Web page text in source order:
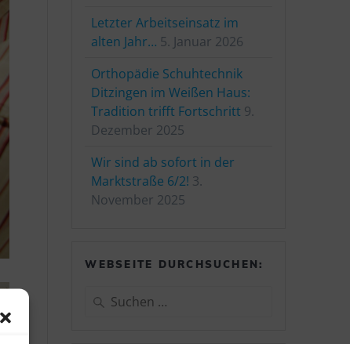
Letzter Arbeitseinsatz im
alten Jahr… 5. Januar 2026
Orthopädie Schuhtechnik
Ditzingen im Weißen Haus:
Tradition trifft Fortschritt 9.
Dezember 2025
Wir sind ab sofort in der
Marktstraße 6/2! 3.
November 2025
WEBSEITE DURCHSUCHEN:
Suchen
nach: